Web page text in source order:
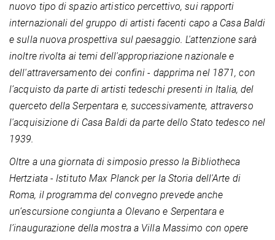
nuovo tipo di spazio artistico percettivo, sui rapporti
internazionali del gruppo di artisti facenti capo a Casa Baldi
e sulla nuova prospettiva sul paesaggio. L'attenzione sarà
inoltre rivolta ai temi dell'appropriazione nazionale e
dell'attraversamento dei confini - dapprima nel 1871, con
l’acquisto da parte di artisti tedeschi presenti in Italia, del
querceto della Serpentara e, successivamente, attraverso
l'acquisizione di Casa Baldi da parte dello Stato tedesco nel
1939.
Oltre a una giornata di simposio presso la Bibliotheca
Hertziata - Istituto Max Planck per la Storia dell'Arte di
Roma, il programma del convegno prevede anche
un’escursione congiunta a Olevano e Serpentara e
l’inaugurazione della mostra a Villa Massimo con opere